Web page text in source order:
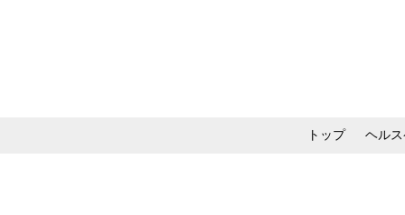
トップ ヘル